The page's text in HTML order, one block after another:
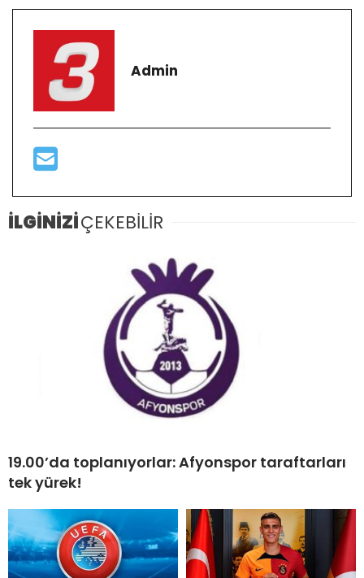
Admin
İLGİNİZİÇEKEBİLİR
19.00’da toplanıyorlar: Afyonspor taraftarları
tek yürek!